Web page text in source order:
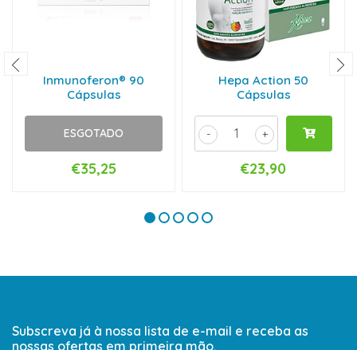
Inmunoferon® 90
Cápsulas
ESGOTADO
€35,25
Hepa Action 50
Cápsulas
+
-
€23,90
Subscreva já à nossa lista de e-mail e receba as
nossas ofertas em primeira mão.